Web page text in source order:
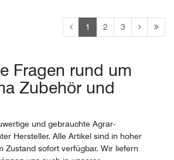
1 2 3
Fragen rund um
Zubehör und
und gebrauchte Agrar-
Hersteller. Alle Artikel sind in hoher
Zustand sofort verfügbar. Wir liefern